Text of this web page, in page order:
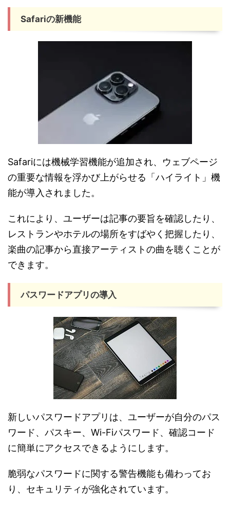
Safariの新機能
Safariには機械学習機能が追加され、ウェブページ
の重要な情報を浮かび上がらせる「ハイライト」機
能が導入されました。
これにより、ユーザーは記事の要旨を確認したり、
レストランやホテルの場所をすばやく把握したり、
楽曲の記事から直接アーティストの曲を聴くことが
できます。
パスワードアプリの導入
新しいパスワードアプリは、ユーザーが自分のパス
ワード、パスキー、Wi-Fiパスワード、確認コード
に簡単にアクセスできるようにします。
脆弱なパスワードに関する警告機能も備わってお
り、セキュリティが強化されています。